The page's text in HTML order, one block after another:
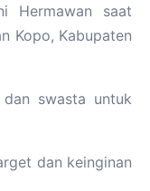
Hermawan saat
Kopo, Kabupaten
swasta untuk
dan keinginan